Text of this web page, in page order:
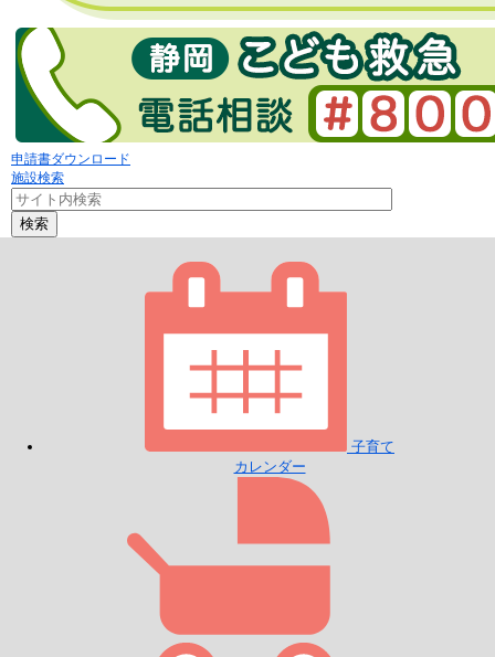
申請書ダウンロード
施設検索
検索
子育て
カレンダー